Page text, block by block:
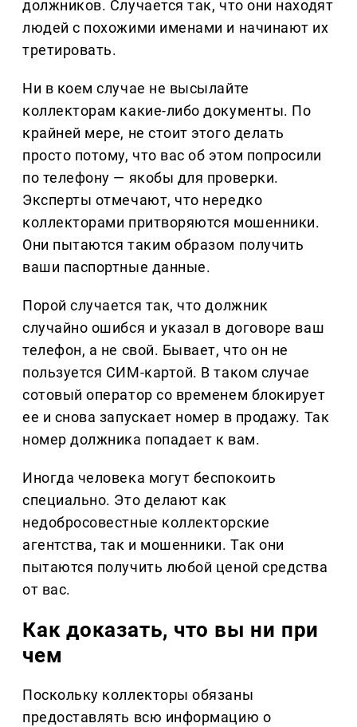
должников. Случается так, что они находят
людей с похожими именами и начинают их
третировать.
Ни в коем случае не высылайте
коллекторам какие-либо документы. По
крайней мере, не стоит этого делать
просто потому, что вас об этом попросили
по телефону — якобы для проверки.
Эксперты отмечают, что нередко
коллекторами притворяются мошенники.
Они пытаются таким образом получить
ваши паспортные данные.
Порой случается так, что должник
случайно ошибся и указал в договоре ваш
телефон, а не свой. Бывает, что он не
пользуется СИМ-картой. В таком случае
сотовый оператор со временем блокирует
ее и снова запускает номер в продажу. Так
номер должника попадает к вам.
Иногда человека могут беспокоить
специально. Это делают как
недобросовестные коллекторские
агентства, так и мошенники. Так они
пытаются получить любой ценой средства
от вас.
Как доказать, что вы ни при
чем
Поскольку коллекторы обязаны
предоставлять всю информацию о